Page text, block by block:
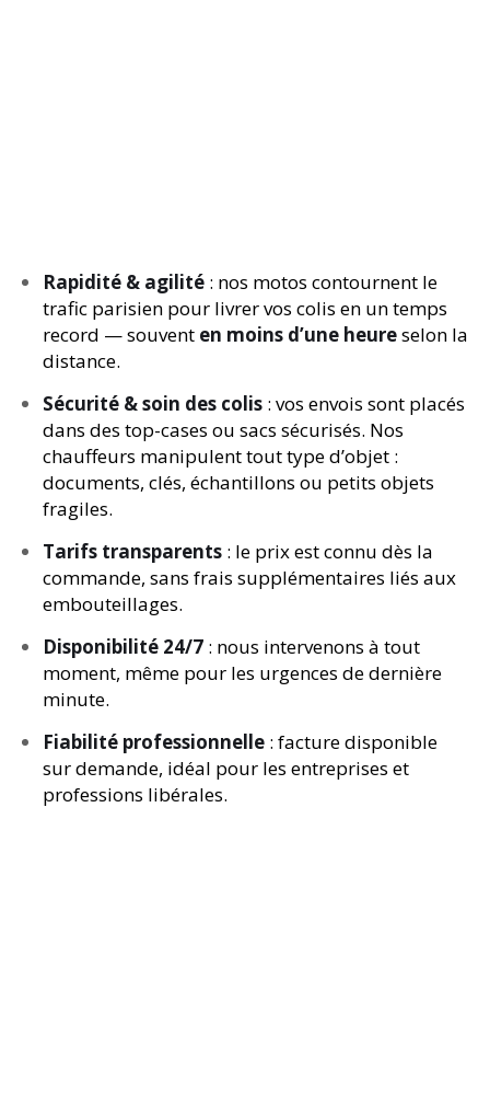
Rapidité & agilité : nos motos contournent le
trafic parisien pour livrer vos colis en un temps
record — souvent en moins d’une heureselon la
distance.
Sécurité & soin des colis : vos envois sont placés
dans des top-cases ou sacs sécurisés. Nos
chauffeurs manipulent tout type d’objet :
documents, clés, échantillons ou petits objets
fragiles.
Tarifs transparents : le prix est connu dès la
commande, sans frais supplémentaires liés aux
embouteillages.
Disponibilité 24/7 : nous intervenons à tout
moment, même pour les urgences de dernière
minute.
Fiabilité professionnelle : facture disponible
sur demande, idéal pour les entreprises et
professions libérales.